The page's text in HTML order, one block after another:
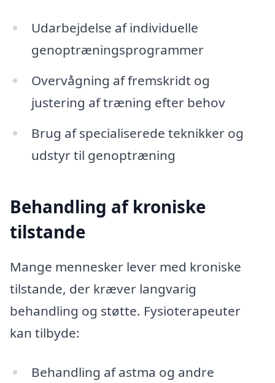
Udarbejdelse af individuelle
genoptræningsprogrammer
Overvågning af fremskridt og
justering af træning efter behov
Brug af specialiserede teknikker og
udstyr til genoptræning
Behandling af kroniske
tilstande
Mange mennesker lever med kroniske
tilstande, der kræver langvarig
behandling og støtte. Fysioterapeuter
kan tilbyde:
Behandling af astma og andre